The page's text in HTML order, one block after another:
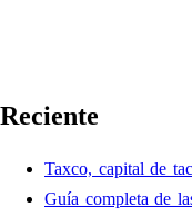
Reciente
Taxco, capital de
Guía completa de